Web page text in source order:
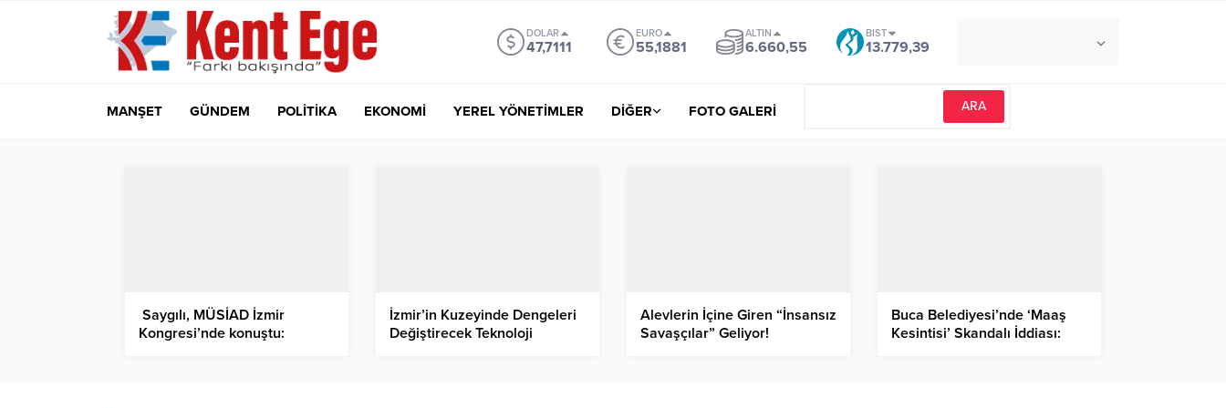
DOLAR
47,7111
EURO
55,1881
ALTIN
6.660,55
BIST
13.779,39
MANŞET GÜNDEM POLİTİKA EKONOMİ YEREL YÖNETİMLER DİĞER FOTO GALERİ
Saygılı, MÜSİAD İzmir
Kongresi’nde konuştu:
İzmir’in Kuzeyinde Dengeleri
Değiştirecek Teknoloji
Alevlerin İçine Giren “İnsansız
Savaşçılar” Geliyor!
Buca Belediyesi’nde ‘Maaş
Kesintisi’ Skandalı İddiası: